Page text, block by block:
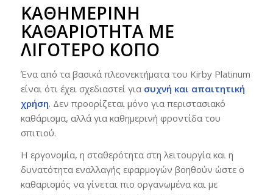
ΚΑΘΗΜΕΡΙΝΉ
ΚΑΘΑΡΙΌΤΗΤΑ ΜΕ
ΛΙΓΌΤΕΡΟ ΚΌΠΟ
Ένα από τα βασικά πλεονεκτήματα του Kirby Platinum
είναι ότι έχει σχεδιαστεί για συχνή και απαιτητική
χρήση. Δεν προορίζεται μόνο για περιστασιακό
καθάρισμα, αλλά για καθημερινή φροντίδα του
σπιτιού.
Η εργονομία, η σταθερότητα στη λειτουργία και η
δυνατότητα εναλλαγής εφαρμογών βοηθούν ώστε ο
καθαρισμός να γίνεται πιο οργανωμένα και με